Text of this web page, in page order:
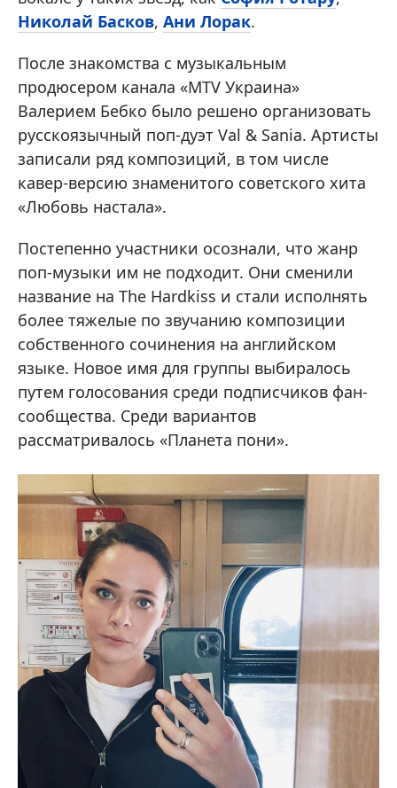
Николай Басков, Ани Лорак.
После знакомства с музыкальным
продюсером канала «MTV Украина»
Валерием Бебко было решено организовать
русскоязычный поп-дуэт Val & Sania. Артисты
записали ряд композиций, в том числе
кавер-версию знаменитого советского хита
«Любовь настала».
Постепенно участники осознали, что жанр
поп-музыки им не подходит. Они сменили
название на The Hardkiss и стали исполнять
более тяжелые по звучанию композиции
собственного сочинения на английском
языке. Новое имя для группы выбиралось
путем голосования среди подписчиков фан-
сообщества. Среди вариантов
рассматривалось «Планета пони».